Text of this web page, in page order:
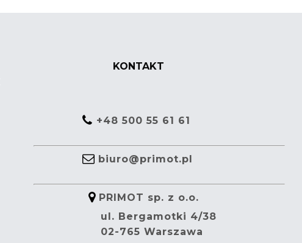
KONTAKT
+48 500 55 61 61
biuro@primot.pl
PRIMOT sp. z o.o.
ul. Bergamotki 4/38
02-765 Warszawa